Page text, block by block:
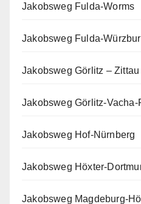
Jakobsweg Fulda-Worms
Jakobsweg Fulda-
Jakobsweg Görlitz – Zittau
Jakobsweg Görlitz-Vacha-
Jakobsweg Hof-Nürnberg
Jakobsweg Höxter-
Jakobsweg Magdeburg-